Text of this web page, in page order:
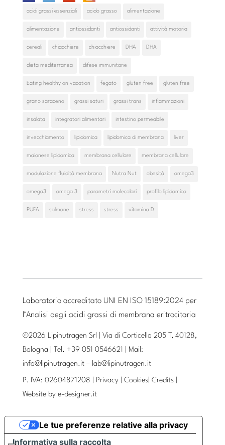
acidi grassi essenziali acido grasso alimentazione
alimentazione antiossidanti antiossidanti attività motoria
cereali chiacchiere chiacchiere DHA DHA
dieta mediterranea difese immunitarie
Eating healthy on vacation fegato gluten free gluten free
grano saraceno grassi saturi grassi trans infiammazioni
insalata integratori alimentari intestino permeabile
invecchiamento lipidomica lipidomica di membrana liver
maionese lipidomica membrana cellulare membrana cellulare
modulazione fluidità membrana Nutra Nut obesità omega3
omega3 omega 3 parametri molecolari profilo lipidomico
PUFA salmone stress stress vitamina D
Laboratorio accreditato UNI EN ISO 15189:2024 per
l’Analisi degli acidi grassi di membrana eritrocitaria
©2026 Lipinutragen Srl | Via di Corticella 205 T, 40128,
Bologna | Tel. +39 051 0546621 | Mail:
info@lipinutragen.it– lab@lipinutragen.it
P. IVA: 02604871208 | Privacy| Cookies| Credits|
Website by e-designer.it
Informativa sulla raccolta
Le tue preferenze relative alla privacy